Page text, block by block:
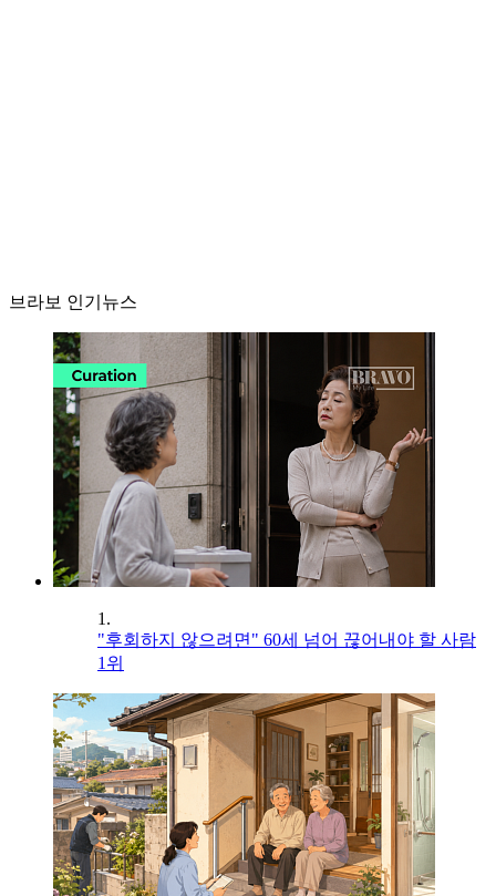
브라보 인기뉴스
1.
"후회하지 않으려면" 60세 넘어 끊어내야 할 사람
1위